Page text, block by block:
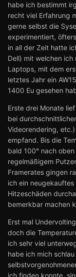
habe ich bestimmt
recht viel Erfahrung
gerne selbst die
experimentiert,
in all der Zeit hatte
Dell) mit welchen ich
Laptops, mit dem
letztes Jahr ein
1400 Eu gesehen
Erste drei Monate
bei
Videorendering,
empfand. Bis die
bald 100° nach
regelmäßigem
Framerates gingen
ich ein
Hitzeschäden
bemerkbar machen
Erst mal
doch die
ich sehr viel
habe ich mich